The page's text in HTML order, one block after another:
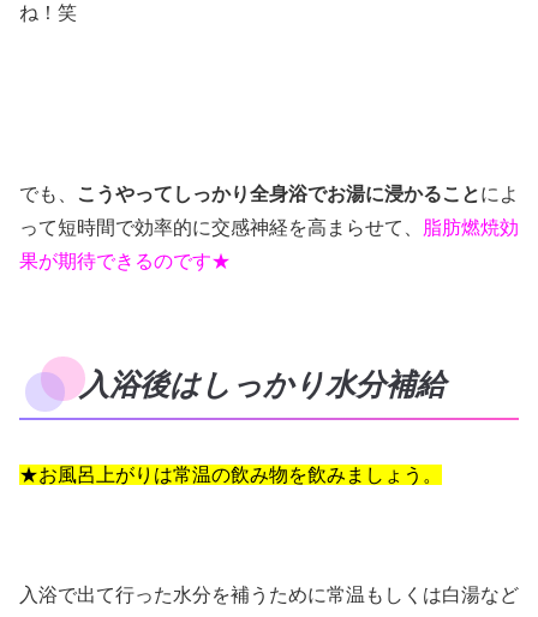
ね！笑
でも、 こうやってしっかり全身浴でお湯に浸かることによ
って短時間で効率的に交感神経を高まらせて、
脂肪燃焼効
果が期待できるのです★
入浴後はしっかり水分補給
★お風呂上がりは常温の飲み物を飲みましょう。
入浴で出て行った水分を補うために常温もしくは白湯など